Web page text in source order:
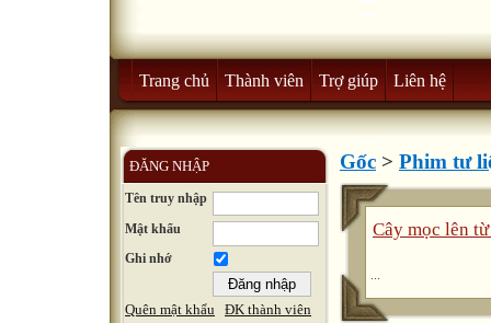
Trang chủ Thành viên Trợ giúp Liên hệ
ĐĂNG NHẬP
Tên truy nhập
Mật khẩu
Ghi nhớ
Quên mật khẩu ĐK thành viên
Gốc > Phim tư
Cây mọc lên
...